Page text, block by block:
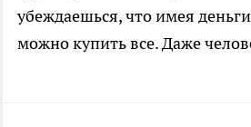
убеждаешься, что имея
можно купить все. Даже